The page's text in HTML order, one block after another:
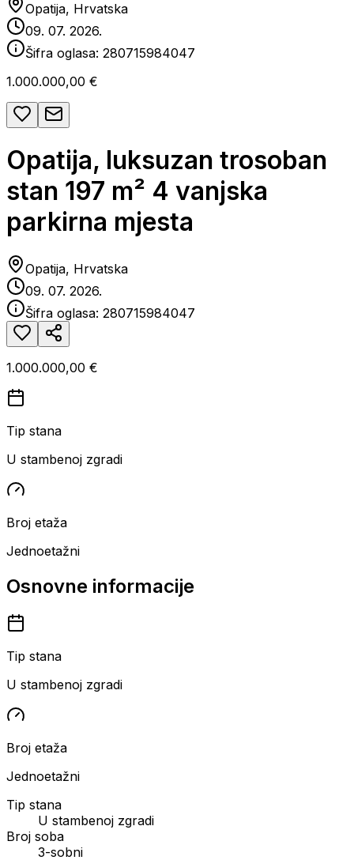
Opatija, Hrvatska
09. 07. 2026.
Šifra oglasa: 280715984047
1.000.000,00 €
Opatija, luksuzan trosoban
stan 197 m² 4 vanjska
parkirna mjesta
Opatija, Hrvatska
09. 07. 2026.
Šifra oglasa: 280715984047
1.000.000,00 €
Tip stana
U stambenoj zgradi
Broj etaža
Jednoetažni
Osnovne informacije
Tip stana
U stambenoj zgradi
Broj etaža
Jednoetažni
Tip stana
U stambenoj zgradi
Broj soba
3-sobni